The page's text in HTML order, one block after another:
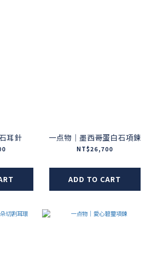
耳針 一点物｜墨西哥蛋白石項鍊
NT$26,700
ADD TO CART